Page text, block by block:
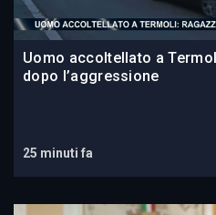
Uomo accoltellato a
dopo l’aggressione
25 minuti fa